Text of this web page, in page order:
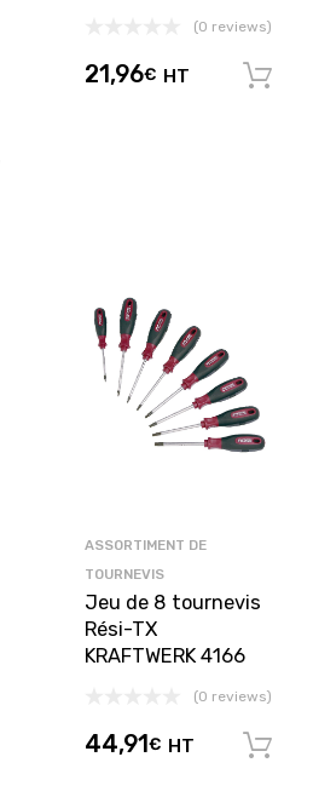
(0 reviews)
21,96€ HT
ASSORTIMENT DE
TOURNEVIS
Jeu de 8 tournevis
Rési-TX
KRAFTWERK 4166
(0 reviews)
44,91 € HT